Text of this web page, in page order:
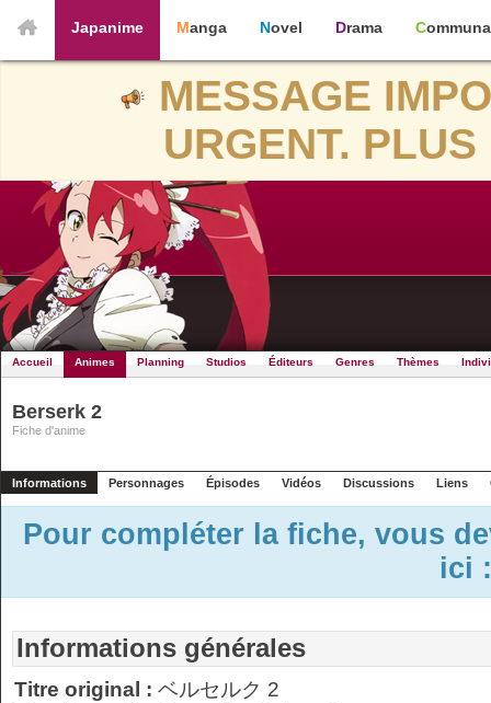
Japanime Manga Novel Drama
MESSAGE
URGENT.
Accueil Animes Planning Studios Éditeurs Genres Thèmes
Berserk 2
Fiche d'anime
Informations Personnages Épisodes Vidéos Discussions Liens
Pour compléter la fiche, vous
ici
Informations générales
Titre original : ベルセルク 2